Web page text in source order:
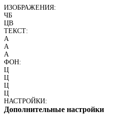
ИЗОБРАЖЕНИЯ:
ЧБ
ЦВ
ТЕКСТ:
A
A
A
ФОН:
Ц
Ц
Ц
Ц
НАСТРОЙКИ:
Дополнительные настройки